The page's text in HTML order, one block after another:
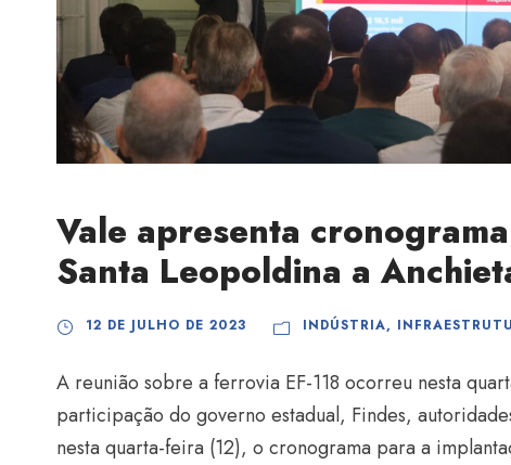
Vale apresenta
Santa Leopoldina a
12 DE JULHO DE 2023 INDÚSTRIA,
A reunião sobre a ferrovia EF-118 ocorreu nesta
participação do governo estadual, Findes,
nesta quarta-feira (12), o cronograma para a